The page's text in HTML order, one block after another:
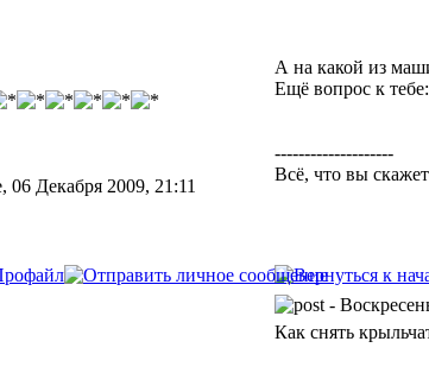
06 Декабря 2009, 21:11
А на какой из
Ещё вопрос к
--------------------
Всё, что вы
-
Как снять